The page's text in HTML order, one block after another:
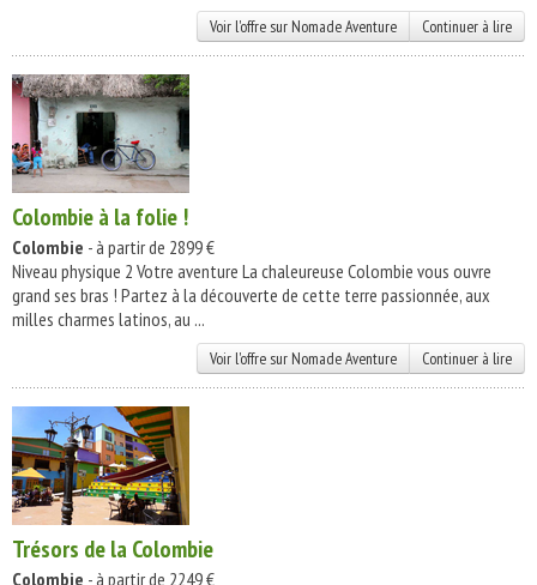
Voir l'offre sur Nomade Aventure Continuer à lire
Colombie à la folie !
Colombie - à partir de 2899 €
Niveau physique 2 Votre aventure La chaleureuse Colombie vous ouvre
grand ses bras ! Partez à la découverte de cette terre passionnée, aux
milles charmes latinos, au ...
Voir l'offre sur Nomade Aventure Continuer à lire
Trésors de la Colombie
Colombie - à partir de 2249 €